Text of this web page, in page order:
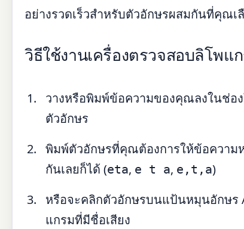
อย่างรวดเร็วสำหรับตัวอักษรผสมกันที่คุณเ
วิธีใช้งานเครื่องตรวจสอบลิโพแ
วางหรือพิมพ์ข้อความของคุณลงในช่อ
ตัวอักษร
พิมพ์ตัวอักษรที่คุณต้องการให้ข้อความ
กันเลยก็ได้ (eta, e t a, e,t,a)
หรือจะคลิกตัวอักษรบนแป้นหมุนอักษร
แกรมที่มีชื่อเสียง